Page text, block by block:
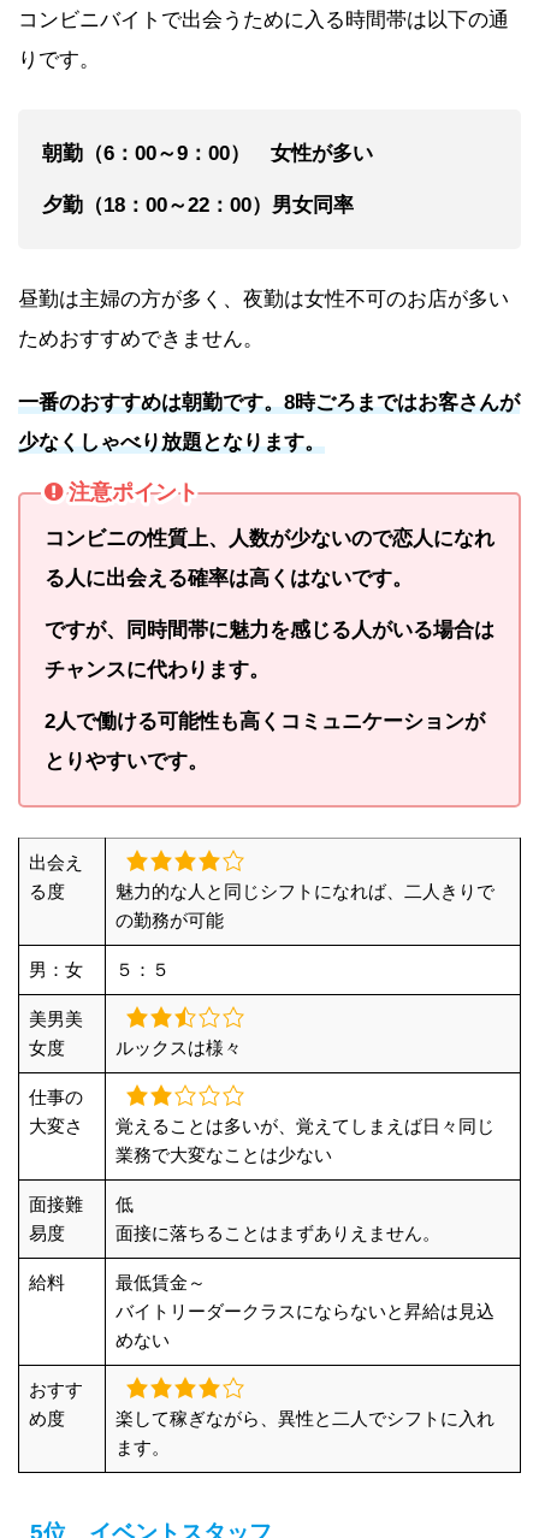
コンビニバイトで出会うために入る時間帯は以下の通
りです。
朝勤（6：00～9：00） 女性が多い
夕勤（18：00～22：00）男女同率
昼勤は主婦の方が多く、夜勤は女性不可のお店が多い
ためおすすめできません。
一番のおすすめは朝勤です。8時ごろまではお客さんが
少なくしゃべり放題となります。
注意ポイント
コンビニの性質上、人数が少ないので恋人になれ
る人に出会える確率は高くはないです。
ですが、同時間帯に魅力を感じる人がいる場合は
チャンスに代わります。
2人で働ける可能性も高くコミュニケーションが
とりやすいです。
出会え
る度
魅力的な人と同じシフトになれば、二人きりで
の勤務が可能
男：女 ５：５
美男美
女度
ルックスは様々
仕事の
大変さ
覚えることは多いが、覚えてしまえば日々同じ
業務で大変なことは少ない
面接難
易度
低
面接に落ちることはまずありえません。
給料
最低賃金～
バイトリーダークラスにならないと昇給は見込
めない
おすす
め度
楽して稼ぎながら、異性と二人でシフトに入れ
ます。
5位 イベントスタッフ